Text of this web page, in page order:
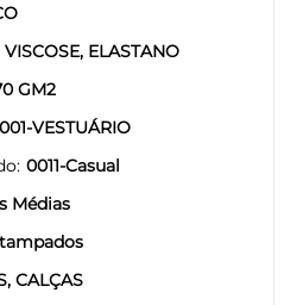
VISCOSE, ELASTANO
GM2
VESTUÁRIO
0011-Casual
Médias
CALÇAS